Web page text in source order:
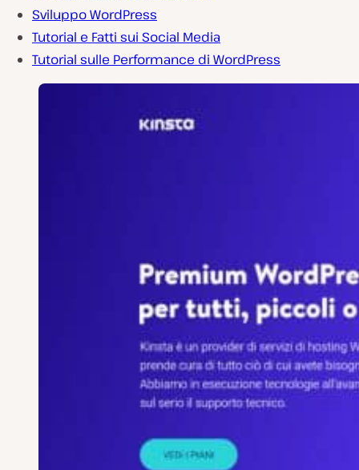
Sviluppo WordPress
Tutorial e Fatti sui Social Media
Tutorial sulle Performance di WordPress